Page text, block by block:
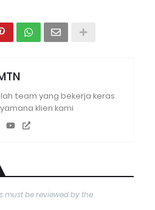
team yang bekerja keras
klien kami
must be reviewed by the